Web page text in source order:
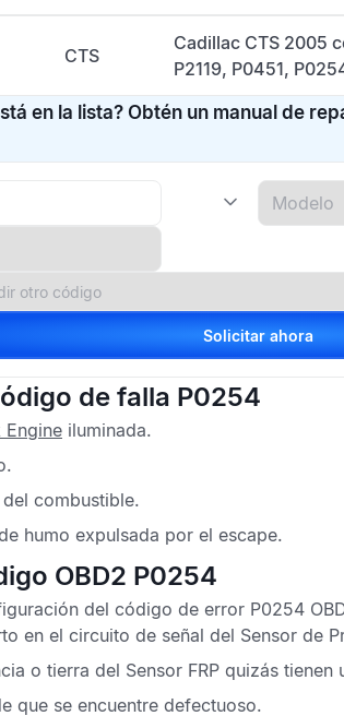
CTS
Cadillac CTS 2005
P2119, P0451,
en la lista? Obtén un manual de
Solicitar ahora
de falla P0254
Engine iluminada.
combustible.
humo expulsada por el escape.
OBD2 P0254
del código de error P0254
en el circuito de señal del Sensor de
o tierra del Sensor FRP quizás tienen
que se encuentre defectuoso.